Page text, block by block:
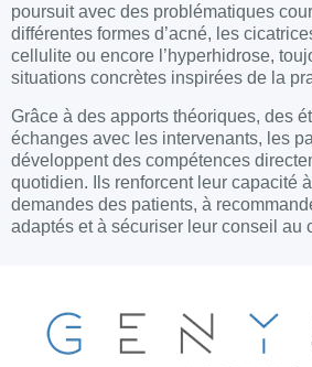
poursuit avec des problématiques
différentes formes d’acné, les
cellulite ou encore l’hyperhidrose,
situations concrètes inspirées de la
Grâce à des apports théoriques, des
échanges avec les intervenants, les
développent des compétences
quotidien. Ils renforcent leur capacité
demandes des patients, à
adaptés et à sécuriser leur conseil au